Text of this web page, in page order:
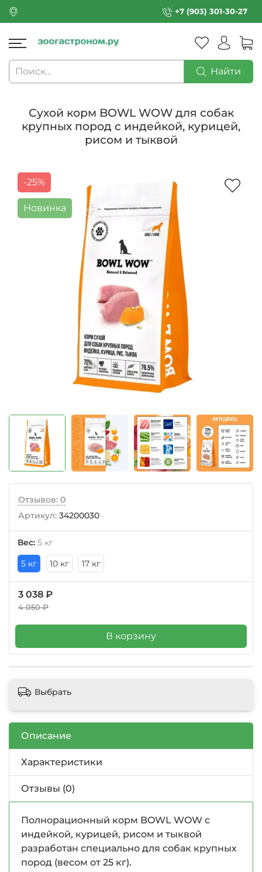
+7 (903) 301-30-27
Найти
Сухой корм BOWL WOW для собак
крупных пород с индейкой, курицей,
рисом и тыквой
-25%
Новинка
Отзывов: 0
Артикул: 34200030
Вес: 5 кг
5 кг
10 кг 17 кг
3 038 ₽
4 050 ₽
В корзину
Выбрать
Описание
Характеристики
Отзывы (0)
Полнорационный корм BOWL WOW с
индейкой, курицей, рисом и тыквой
разработан специально для собак крупных
пород (весом от 25 кг).